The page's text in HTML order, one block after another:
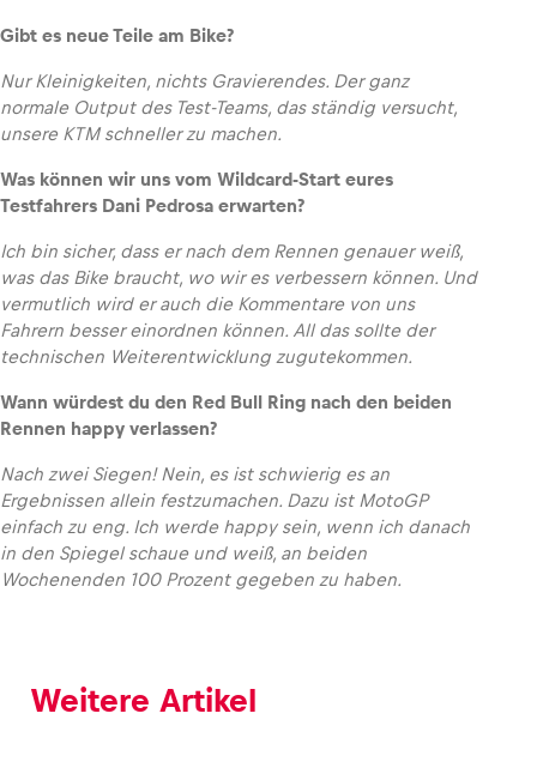
Gibt es neue Teile am Bike?
Nur Kleinigkeiten, nichts Gravierendes. Der ganz
normale Output des Test-Teams, das ständig versucht,
unsere KTM schneller zu machen.
Was können wir uns vom Wildcard-Start eures
Testfahrers Dani Pedrosa erwarten?
Ich bin sicher, dass er nach dem Rennen genauer weiß,
was das Bike braucht, wo wir es verbessern können. Und
vermutlich wird er auch die Kommentare von uns
Fahrern besser einordnen können. All das sollte der
technischen Weiterentwicklung zugutekommen.
Wann würdest du den Red Bull Ring nach den beiden
Rennen happy verlassen?
Nach zwei Siegen! Nein, es ist schwierig es an
Ergebnissen allein festzumachen. Dazu ist MotoGP
einfach zu eng. Ich werde happy sein, wenn ich danach
in den Spiegel schaue und weiß, an beiden
Wochenenden 100 Prozent gegeben zu haben.
Weitere Artikel